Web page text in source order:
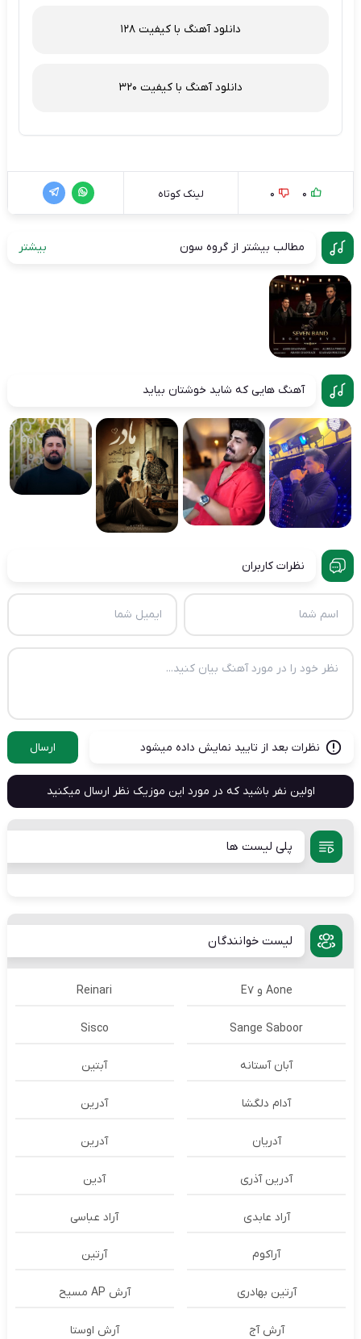
دانلود آهنگ با کیفیت 128
دانلود آهنگ با کیفیت 320
0
0 لینک کوتاه
مطالب بیشتر از گروه سون بیشتر
آهنگ هایی که شاید خوشتان بیاید
نظرات کاربران
نظرات بعد از تایید نمایش داده میشود ارسال
اولین نفر باشید که در مورد این موزیک نظر ارسال میکنید
پلی لیست ها
لیست خوانندگان
Aone و E7 Reinari
Sange Saboor
Sisco
آبان آستانه آبتین
آدام دلگشا آدرين
آدریان آدرین
آدرین آذری آدین
آراد عابدی آراد عباسی
آراکوم آرتین
آرتین بهادری آرش AP مسیح
آرش آج آرش اوستا